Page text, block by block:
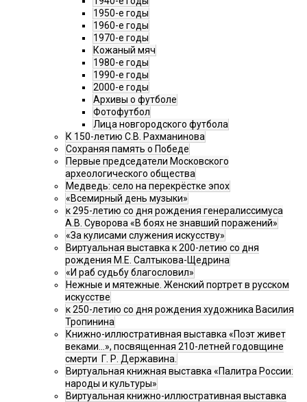
1950-е годы
1960-е годы
1970-е годы
Кожаный мяч
1980-е годы
1990-е годы
2000-е годы
Архивы о футболе
Фотофутбол
Лица новгородского футбола
К 150-летию С.В. Рахманинова
Сохраняя память о Победе
Первые председатели Московского
археологического общества
Медведь: село на перекрёстке эпох
«Всемирный день музыки»
к 295-летию со дня рождения генералиссимуса
А.В. Суворова «В боях не знавший поражений»
«За кулисами служения искусству»
Виртуальная выставка к 200-летию со дня
рождения М.Е. Салтыкова-Щедрина
«И раб судьбу благословил»
Нежные и мятежные. Женский портрет в русском
искусстве
к 250-летию со дня рождения художника Василия
Тропинина
Книжно-иллюстративная выставка «Поэт живет
веками…», посвященная 210-летней годовщине
смерти Г. Р. Державина.
Виртуальная книжная выставка «Палитра России:
народы и культуры»
Виртуальная книжно-иллюстративная выставка